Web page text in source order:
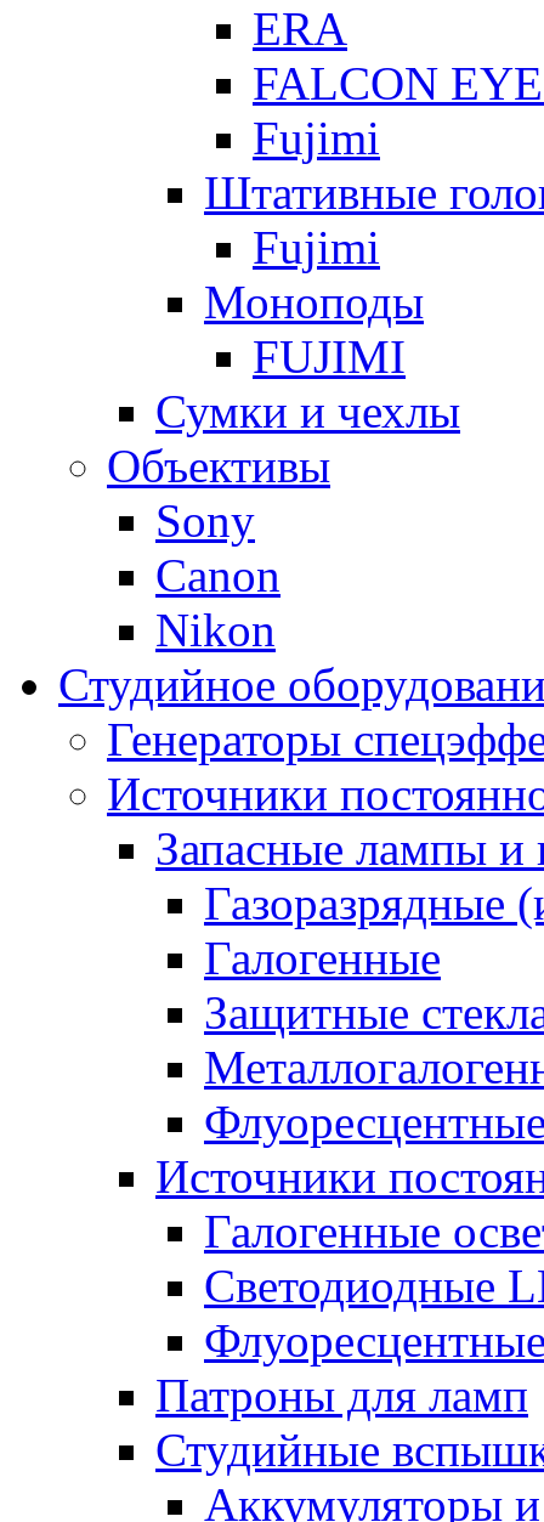
ERA
FALCON
Fujimi
Штативные
Fujimi
Моноподы
FUJIMI
Сумки и чехлы
Объективы
Sony
Canon
Nikon
Студийное
Генераторы
Источники
Запасные лампы и
Газоразрядные
Галогенные
Защитные
Источники
Галогенные
Светодиодные
Патроны для ламп
Студийные
Аккумуляторы